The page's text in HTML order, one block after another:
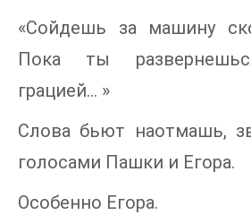
«Сойдешь за машину
Пока ты
грацией… »
Слова бьют наотмашь,
голосами Пашки и Егора.
Особенно Егора.